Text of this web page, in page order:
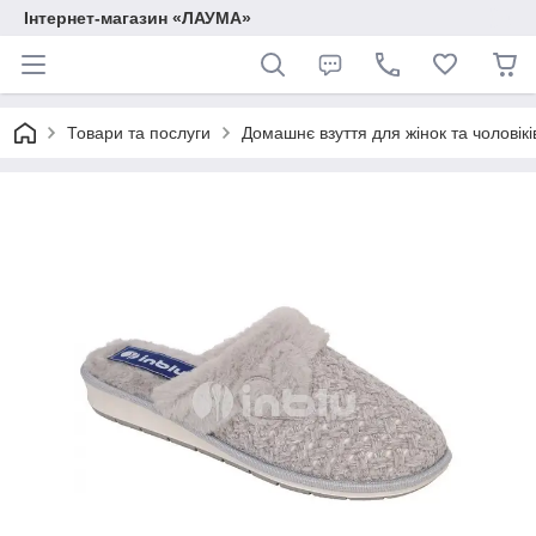
Інтернет-магазин «ЛАУМА»
Товари та послуги Домашнє взуття для жінок та